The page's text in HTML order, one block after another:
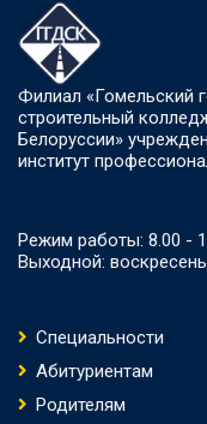
Филиал «Гомельский
строительный
Белоруссии»
институт
Режим работы: 8.00 -
Выходной:
Специальности
Абитуриентам
Родителям